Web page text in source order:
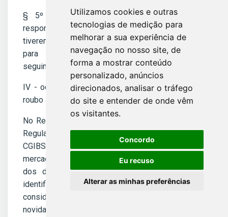
Utilizamos cookies e outras
tecnologias de medição para
melhorar a sua experiência de
navegação no nosso site, de
forma a mostrar conteúdo
personalizado, anúncios
direcionados, analisar o tráfego
do site e entender de onde vêm
os visitantes.
Concordo
Eu recuso
Alterar as minhas preferências
§ 5º A empresa comercial exportadora fica
responsável pelo pagamento do IBS e da CBS que
tiverem sido suspensos no fornecimento de bens
para a empresa comercial exportadora, nas
seguintes hipóteses: (...)
IV - ocorrer a destruição, o extravio, o furto ou o
roubo antes da efetiva exportação dos bens.
No Regulamento do CBS (Decreto 12955/2026) e
Regulamento do IBS (Resolução 6/2026 do
CGIBS), estabelecem o estorno de créditos de
mercadorias e respectivos serviços nos casos
dos desvios. No caso de impossibilidade de
identificação exata do material ajustado, deverá ser
considerado a aquisição mais recente. Uma
novidade é a publicação da tabela de taxas de